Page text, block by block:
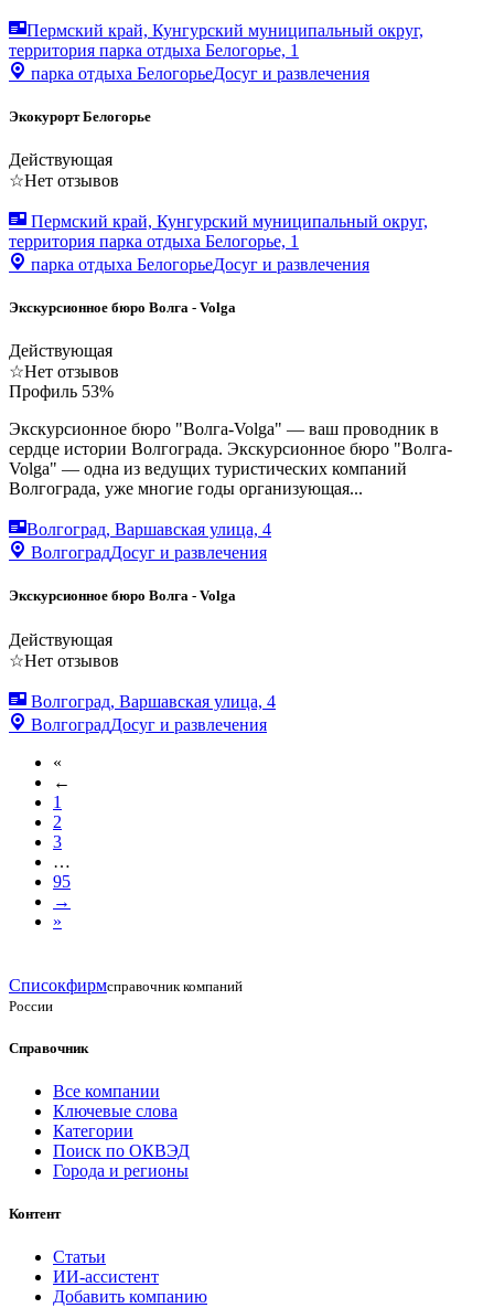
Пермский край, Кунгурский муниципальный округ,
территория парка отдыха Белогорье, 1
парка отдыха БелогорьеДосуг и развлечения
Экокурорт Белогорье
Действующая
☆Нет отзывов
Пермский край, Кунгурский муниципальный округ,
территория парка отдыха Белогорье, 1
парка отдыха БелогорьеДосуг и развлечения
Экскурсионное бюро Волга - Volga
Действующая
☆Нет отзывов
Профиль 53%
Экскурсионное бюро "Волга-Volga" — ваш проводник в
сердце истории Волгограда. Экскурсионное бюро "Волга-
Volga" — одна из ведущих туристических компаний
Волгограда, уже многие годы организующая...
Волгоград, Варшавская улица, 4
ВолгоградДосуг и развлечения
Экскурсионное бюро Волга - Volga
Действующая
☆Нет отзывов
Волгоград, Варшавская улица, 4
ВолгоградДосуг и развлечения
«
←
1
2
3
…
95
→
»
Списокфирмсправочник компаний
России
Справочник
Все компании
Ключевые слова
Категории
Поиск по ОКВЭД
Города и регионы
Контент
Статьи
ИИ-ассистент
Добавить компанию